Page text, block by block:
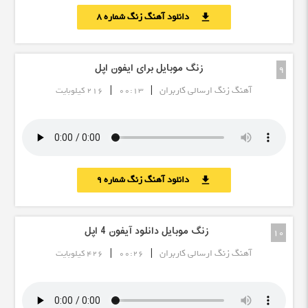
download دانلود آهنگ زنگ شماره 8
9 زنگ موبایل برای ایفون اپل
آهنگ زنگ ارسالی کاربران |
00:13
| 216 کیلوبایت
download دانلود آهنگ زنگ شماره 9
10 زنگ موبایل دانلود آیفون 4 اپل
آهنگ زنگ ارسالی کاربران |
00:26
| 426 کیلوبایت